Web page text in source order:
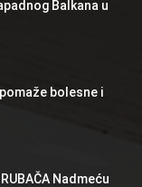
Balkana u
bolesne i
Nadmeću